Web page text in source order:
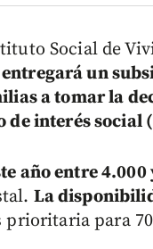
Social de
entregará un
a tomar la
interés social
año entre
La
prioritaria para